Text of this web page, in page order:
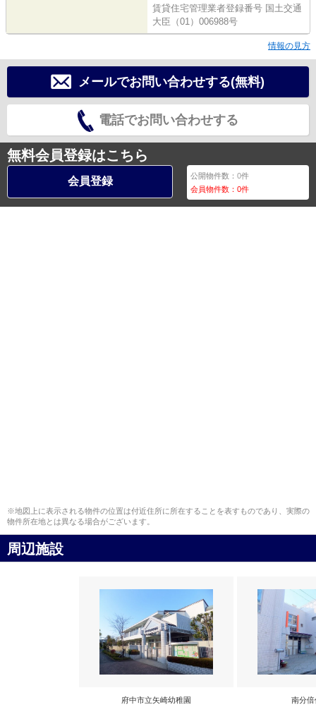
賃貸住宅管理業者登録番号 国土交通
大臣（01）006988号
情報の見方
メールでお問い合わせする(無料)
電話でお問い合わせする
無料会員登録はこちら
会員登録 公開物件数：0件
会員物件数：0件
※地図上に表示される物件の位置は付近住所に所在することを表すものであり、実際の
物件所在地とは異なる場合がございます。
周辺施設
府中市立矢崎幼稚園 南分倍